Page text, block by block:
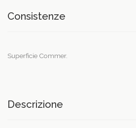
Consistenze
Superficie Commer.
Descrizione